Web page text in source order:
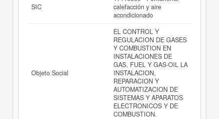
EREBUS COMBUSTION SERVICIOS S.L. puede
acceder inmediatamente a este Informe ampliado
EREBUS COMBUSTION SERVICIOS S.L. y consultar
los resultados de sus años de actividad, así como los
balances y cuentas de resultados disponibles.
La última actualización del informe de empresa se ha
realizado el 28/10/2025.
SIC
calefacción y aire
acondicionado
Objeto Social
EL CONTROL Y
REGULACION DE GASES
Y COMBUSTION EN
INSTALACIONES DE
GAS, FUEL Y GAS-OIL LA
INSTALACION,
REPARACION Y
AUTOMATIZACION DE
SISTEMAS Y APARATOS
ELECTRONICOS Y DE
COMBUSTION.